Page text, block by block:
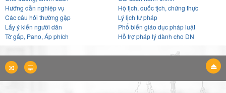
Hướng dẫn nghiệp vụ
Các câu hỏi thường gặp
Lấy ý kiến người dân
Tờ gấp, Pano, Áp phích
Hộ tịch, quốc tịch, chứng thực
Lý lịch tư pháp
Phổ biến giáo dục pháp luật
Hỗ trợ pháp lý dành cho DN